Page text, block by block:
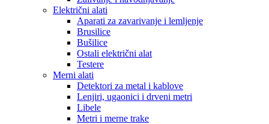
Električni alati
Aparati za zavarivanje i lemljenje
Brusilice
Bušilice
Ostali električni alat
Testere
Merni alati
Detektori za metal i kablove
Lenjiri, ugaonici i drveni metri
Libele
Metri i merne trake